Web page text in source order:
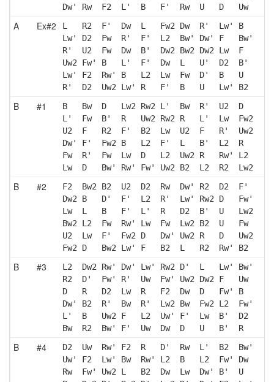
Dw' Rw  F2  L'  B   F'  Rw  U   D   Uw
A Ex#2
L   R2  F'  Dw  L   Fw2 Dw  R'  Lw' B
Lw' D2  Fw  R'  F'  L2  Bw' Dw' F   Bw'
R'  U2  Fw  Dw  B'  Dw2 Bw2 Dw2 Lw  F
Uw2 Fw' B   L'  F'  Dw  L   U'  D2  B'
Lw' F2  Rw' B   L2  Lw  Fw  D'  B   U
R'  D2  Uw2 Lw' R   F'  B   U   Lw' B2
B #1
B   Bw  D   Lw2 Rw2 L'  Bw  R'  U2  D
L'  Fw  B'  R   Uw2 Rw2 R   L'  Lw  Fw2
U2  F   R2  F'  B2  Lw  U2  F   R'  Uw2
Dw' F'  Fw2 B   L2  F'  L   B'  L2  R
Fw  R'  Fw  Lw  D   L2  Uw2 R   Rw' L2
Lw  D   Bw' Rw' Fw' Uw2 B2  L2  R2  Lw2
B #2
F2  Bw2 B2  U2  D2  Rw  Dw' R2  D2  F'
Dw2 B   D'  F'  L2  R'  Lw' Rw2 D   Fw'
Lw  L   B   F'  L'  R   D2  B'  U   Lw2
Bw2 L2  Fw  Rw' Lw  Fw  Lw2 B2  U   Fw
U2  Lw  F'  Fw2 D   Dw' Uw2 R   D   Uw2
Fw2 D   Bw2 Lw' F   B2  L   R2  Rw' B2
B #3
L2  Dw2 Rw' Dw' Lw' Rw2 D'  L   Lw' Bw'
R2  D'  Fw' R'  Uw  Fw' Uw2 Dw2 F   Uw
D   R   D2  Lw  R   F2  Dw  D   Fw' B
Dw' B2  R'  Bw  R'  Lw2 Bw  Fw2 L2  Fw'
L'  B   Uw2 F   L2  Uw' F'  Lw  B'  D2
Bw  R2  Bw' F'  Uw  Dw  D   U   B'  R
B #4
D2  Uw  Rw' F2  R   D'  Rw  L'  B2  Bw'
Uw' F2  Lw' Bw  Rw' L2  B   L2  Fw' Dw
Rw  Fw' Uw2 L   B2  Dw  Lw  Dw' B'  U